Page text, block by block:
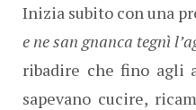
Inizia subito con una
e ne san gnanca tegnì
ribadire che fino agli
sapevano cucire,